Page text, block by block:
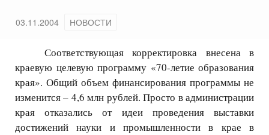
03.11.2004 НОВОСТИ
Соответствующая корректировка внесена в
краевую целевую программу «70-летие образования
края». Общий объем финансирования программы не
изменится – 4,6 млн рублей. Просто в администрации
края отказались от идеи проведения выставки
достижений науки и промышленности в крае в